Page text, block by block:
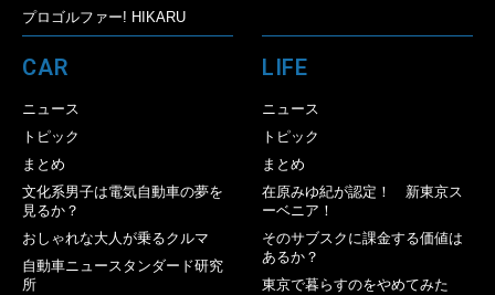
プロゴルファー! HIKARU
CAR
ニュース
トピック
まとめ
文化系男子は電気自動車の夢を
見るか？
おしゃれな大人が乗るクルマ
自動車ニュースタンダード研究
所
LIFE
ニュース
トピック
まとめ
在原みゆ紀が認定！ 新東京ス
ーベニア！
そのサブスクに課金する価値は
あるか？
東京で暮らすのをやめてみた